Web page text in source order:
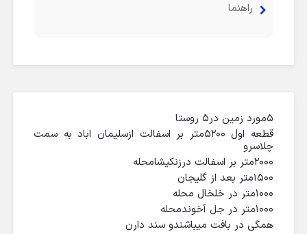
راهنما
۵مورد زمین در۵ روستا
قطعه اول ۵۲۰۰متر بر اسفالت ازسلیمان اباد به سمت
چلاسرو
۲۰۰۰متر بر اسفالت درزنکیشامحله
۱۵۰۰متر بعد از گلیجان
۱۰۰۰متر در خلخال محله
۱۰۰۰متر در جل آخوندمحله
همگی در بافت میباشندو سند دارن